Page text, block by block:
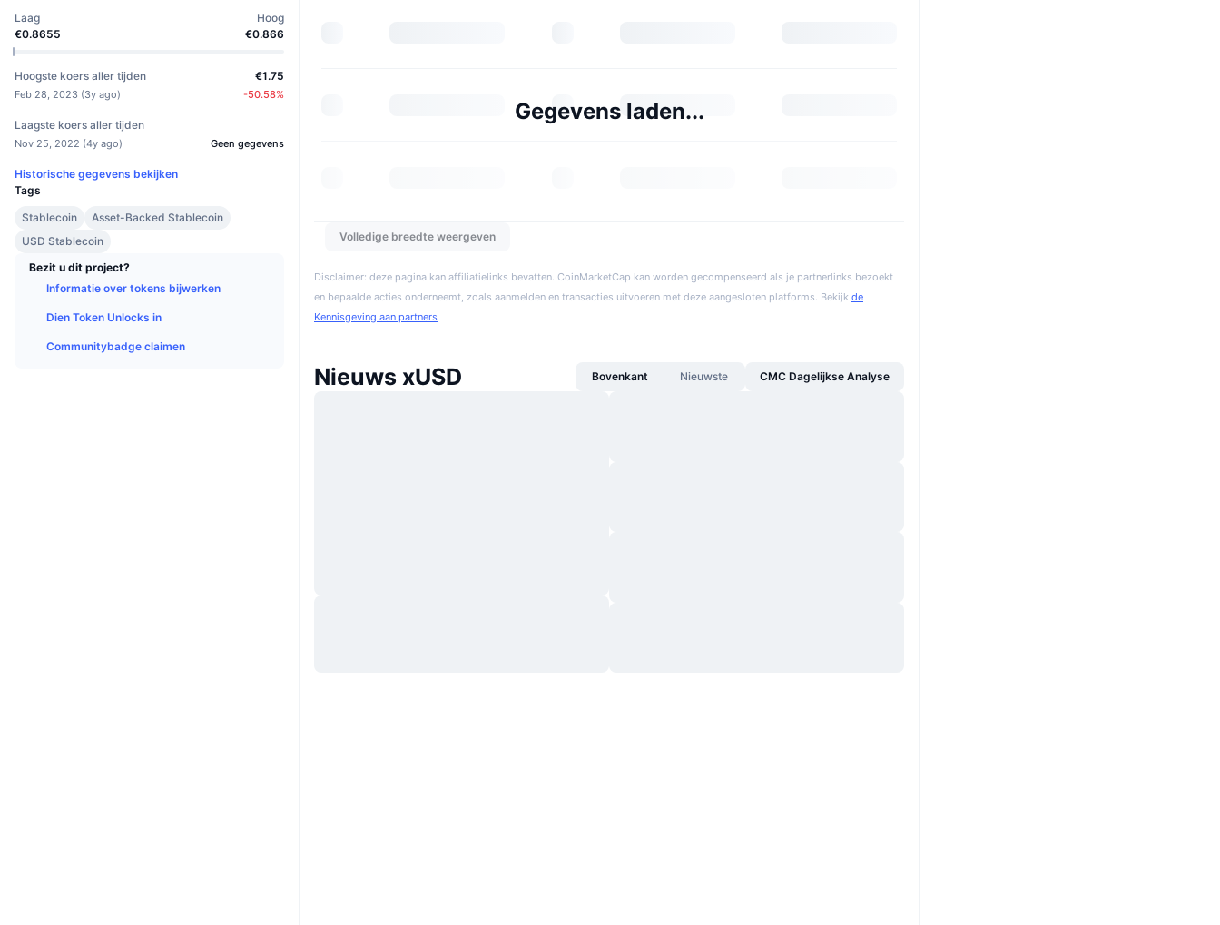
Laag
€0.8655
Hoog
€0.866
Hoogste koers aller tijden
Feb 28, 2023 (3y ago)
€1.75
-50.58%
Laagste koers aller tijden
Nov 25, 2022 (4y ago) Geen gegevens
Historische gegevens bekijken
Tags
Stablecoin
Asset-Backed Stablecoin
USD Stablecoin
Bezit u dit project?
Informatie over tokens bijwerken
Dien Token Unlocks in
Communitybadge claimen
Gegevens laden...
Volledige breedte weergeven
Disclaimer: deze pagina kan affiliatielinks bevatten. CoinMarketCap kan worden gecompenseerd als je partnerlinks bezoekt
en bepaalde acties onderneemt, zoals aanmelden en transacties uitvoeren met deze aangesloten platforms. Bekijk de
Kennisgeving aan partners
Nieuws xUSD Bovenkant Nieuwste CMC Dagelijkse Analyse